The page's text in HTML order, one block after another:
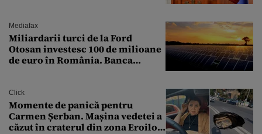
Mediafax
Miliardarii turci de la Ford
Otosan investesc 100 de milioane
de euro în România. Banca
Click
Momente de panică pentru
Carmen Șerban. Mașina vedetei a
căzut în craterul din zona Eroilor: